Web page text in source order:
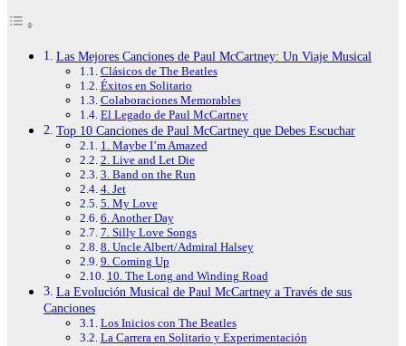
Las Mejores Canciones de Paul McCartney: Un Viaje Musical
Clásicos de The Beatles
Éxitos en Solitario
Colaboraciones Memorables
El Legado de Paul McCartney
Top 10 Canciones de Paul McCartney que Debes Escuchar
1. Maybe I’m Amazed
2. Live and Let Die
3. Band on the Run
4. Jet
5. My Love
6. Another Day
7. Silly Love Songs
8. Uncle Albert/Admiral Halsey
9. Coming Up
10. The Long and Winding Road
La Evolución Musical de Paul McCartney a Través de sus
Canciones
Los Inicios con The Beatles
La Carrera en Solitario y Experimentación